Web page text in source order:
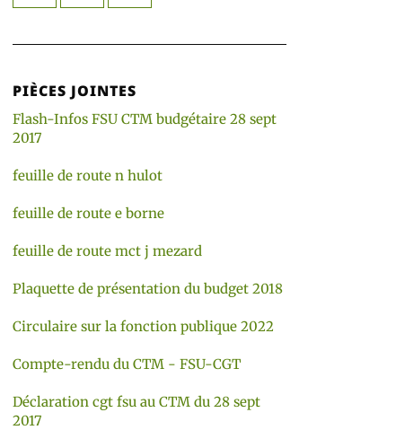
PIÈCES JOINTES
Flash-Infos FSU CTM budgétaire 28 sept
2017
feuille de route n hulot
feuille de route e borne
feuille de route mct j mezard
Plaquette de présentation du budget 2018
Circulaire sur la fonction publique 2022
Compte-rendu du CTM - FSU-CGT
Déclaration cgt fsu au CTM du 28 sept
2017